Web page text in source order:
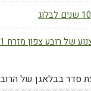
של רובע צפון מזרח 2021
סדר בבלאגן של